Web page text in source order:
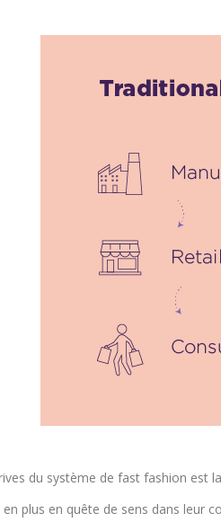
du système de fast fashion
en plus en quête de sens dans